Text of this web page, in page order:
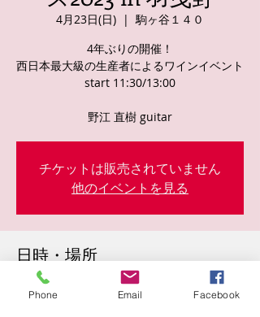
4月23日(日)
  |
駒ヶ谷１４０
4年ぶりの開催！
西日本最大級の生産者によるワインイベント
start 11:30/13:00
野江 直樹 guitar
チケットは販売されていません
他のイベントを見る
日時・場所
2023年4月23日 11:30
駒ヶ谷１４０, 日本、〒583-0841 大阪府羽
Phone Email Facebook